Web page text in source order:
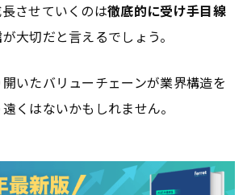
させていくのは徹底的に受け手目線
が大切だと言えるでしょう。
いたバリューチェーンが業界構造を
くはないかもしれません。